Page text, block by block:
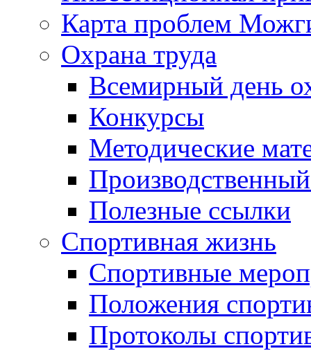
Карта проблем
Охрана труда
Всемирный день
Конкурсы
Методические
Полезные ссылки
Спортивная жизнь
Спортивные
Положения
Протоколы